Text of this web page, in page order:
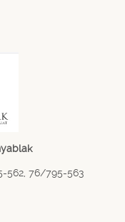
562, 76/795-563